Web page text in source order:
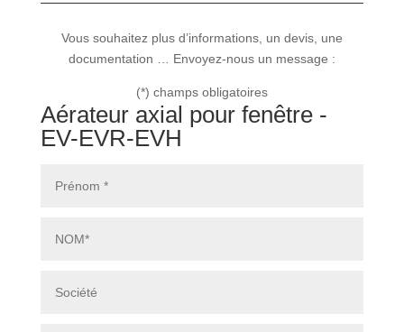
Vous souhaitez plus d’informations, un devis, une
documentation … Envoyez-nous un message :
(*) champs obligatoires
Aérateur axial pour fenêtre -
EV-EVR-EVH